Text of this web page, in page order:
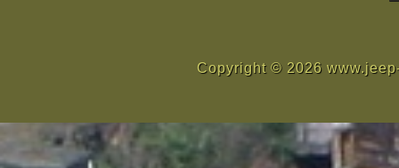
Copyright © 2026